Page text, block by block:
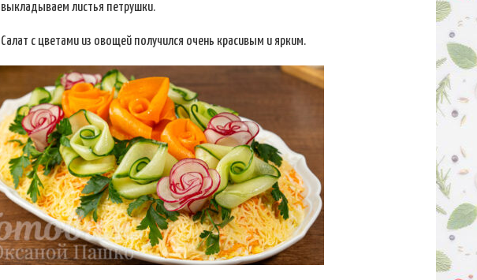
выкладываем листья петрушки.
Салат с цветами из овощей получился очень красивым и ярким.